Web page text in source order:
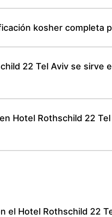
kosher completa
22 Tel Aviv se
Hotel Rothschild 22
el Hotel Rothschild 22